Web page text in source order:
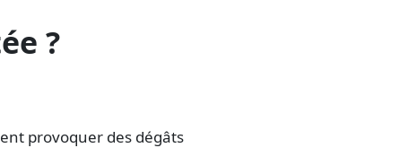
?
provoquer des dégâts